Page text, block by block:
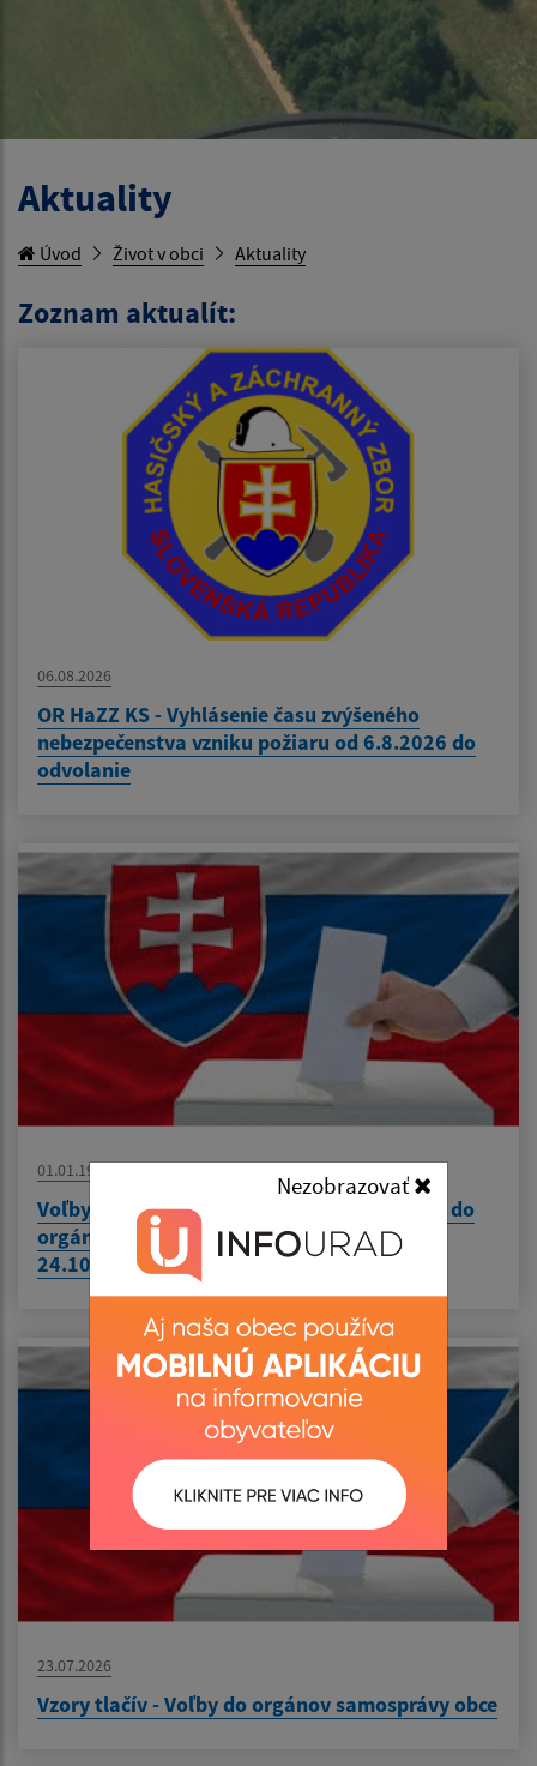
Nezobrazovať
Aktuality
Úvod Život v obci Aktuality
Zoznam aktualít:
06.08.2026
OR HaZZ KS - Vyhlásenie času zvýšeného
nebezpečenstva vzniku požiaru od 6.8.2026 do
odvolanie
01.01.1970
Voľby do orgánov samosprávy obce a Voľby do
orgánov samosprávneho kraja konané dňa
24.10.2026
23.07.2026
Vzory tlačív - Voľby do orgánov samosprávy obce